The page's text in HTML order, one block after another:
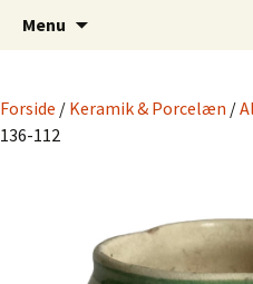
Retro-
Dansk Design fra 1940
Menu
Forside / Keramik & Porcelæn /
136-112